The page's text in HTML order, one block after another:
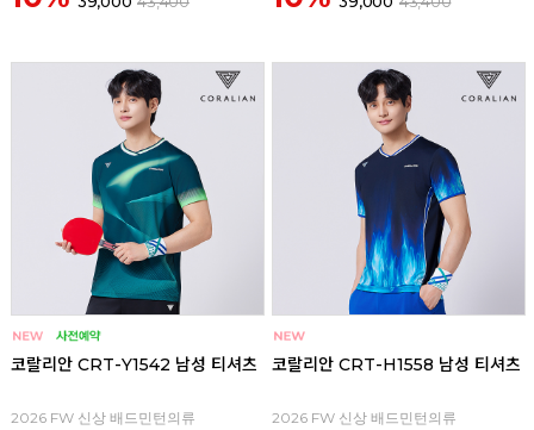
코랄리안 CRT-Y1542 남성 티셔츠
2026 FW 신상 배드민턴의류
코랄리안 CRT-H1558 남성 티셔츠
2026 FW 신상 배드민턴의류